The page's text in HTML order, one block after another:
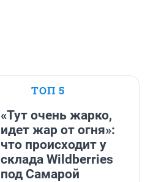
ТОП 5
«Тут очень жарко,
идет жар от огня»:
что происходит у
склада Wildberries
под Самарой